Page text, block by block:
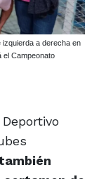
a derecha en
el Campeonato